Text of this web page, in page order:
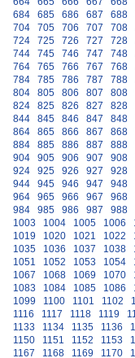
684
685 686 687 688
704
705 706 707 708
724
725 726 727 728
744
745 746 747 748
764
765 766 767 768
784
785 786 787 788
804
805 806 807 808
824
825 826 827 828
844
845 846 847 848
864
865 866 867 868
884
885 886 887 888
904
905 906 907 908
924
925 926 927 928
944
945 946 947 948
964
965 966 967 968
984
985 986 987 988
1003
1004 1005 1006
1019
1020 1021 1022
1035
1036 1037 1038
1051
1052 1053 1054
1067
1068 1069 1070
1083
1084 1085 1086
1099
1100 1101 1102
1116
1117 1118 1119
1133
1134 1135 1136
1150
1151 1152 1153
1167
1168 1169 1170